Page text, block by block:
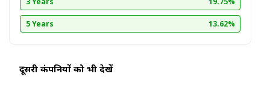
5 Years 13.62%
दूसरी कंपनियों को भी देखें